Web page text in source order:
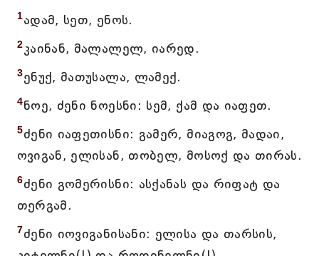
1ადამ, სეთ, ენოს.
2კაინან, მალალელ, იარედ.
3ენუქ, მათუსალა, ლამექ.
4ნოე, ძენი ნოესნი: სემ, ქამ და იაფეთ.
5ძენი იაფეთისნი: გამერ, მიაგოგ, მადაი,
ოვიგან, ელისან, თობელ, მოსოქ და თირას.
6ძენი გომერისნი: ასქანას და რიფატ და
თერგამ.
7ძენი იოვიგანისანი: ელისა და თარსის,